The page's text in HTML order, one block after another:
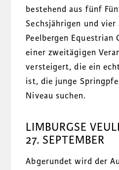
bestehend aus fünf
Sechsjährigen und
Peelbergen Equestrian
einer zweitägigen
versteigert, die ein
ist, die junge
Niveau suchen.
LIMBURGSE
27. SEPTEMBER
Abgerundet wird der